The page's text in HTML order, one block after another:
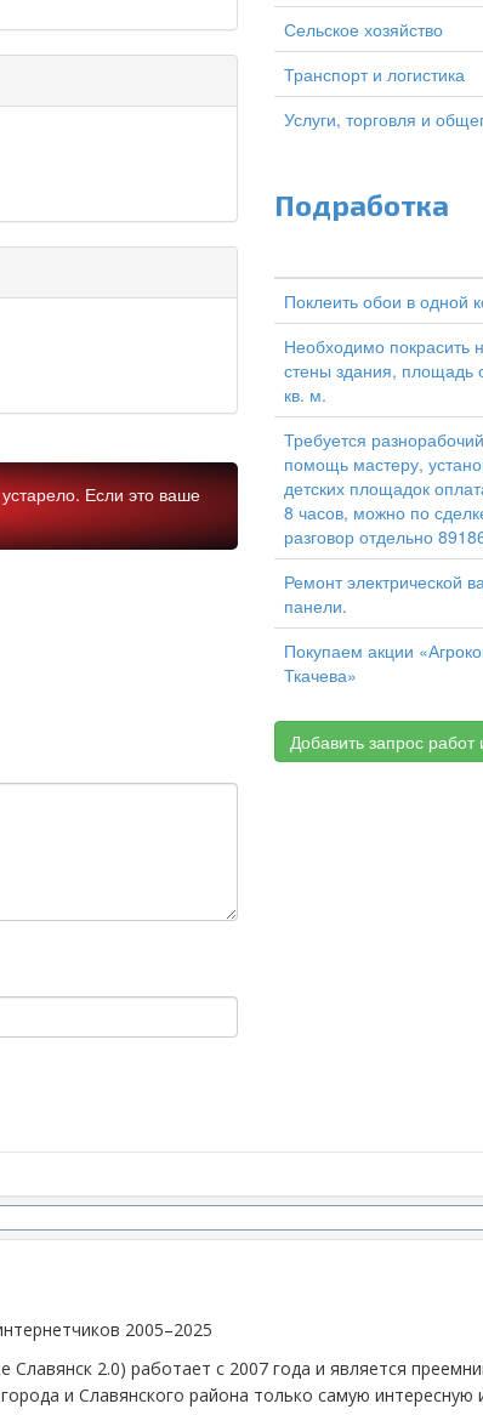
Если это ваше
Сельское хозяйство
Транспорт и логистика
Услуги, торговля и
Подработка
Поклеить обои в одной
Необходимо покрасить
стены здания, площадь
кв. м.
Требуется
помощь мастеру,
детских площадок
8 часов, можно по
разговор отдельно
Ремонт электрической
панели.
Покупаем акции
Ткачева»
Добавить запрос работ
2005–2025
Славянск 2.0) работает с 2007 года и является
и Славянского района только самую